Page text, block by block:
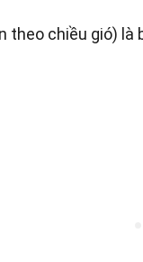
theo chiều gió)